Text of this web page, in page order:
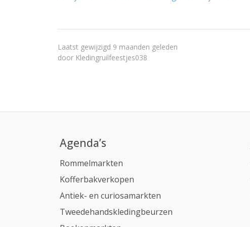
Laatst gewijzigd 9 maanden geleden
door Kledingruilfeestjes038
Agenda’s
Rommelmarkten
Kofferbakverkopen
Antiek- en curiosamarkten
Tweedehandskledingbeurzen